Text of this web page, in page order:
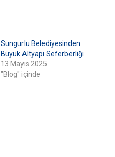
Sungurlu Belediyesinden
Büyük Altyapı Seferberliği
13 Mayıs 2025
"Blog" içinde